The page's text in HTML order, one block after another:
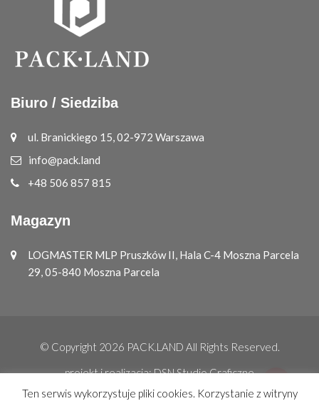
Biuro / Siedziba
ul. Branickiego 15, 02-972 Warszawa
info@pack.land
+48 506 857 815
Magazyn
LOGMASTER MLP Pruszków II, Hala C-4 Moszna Parcela
29, 05-840 Moszna Parcela
© Copyright 2026 PACK.LAND All Rights Reserved.
projekt i realizacja:DSN Studio Graficzne
Ten serwis wykorzystuje pliki cookies. Korzystanie z witryny